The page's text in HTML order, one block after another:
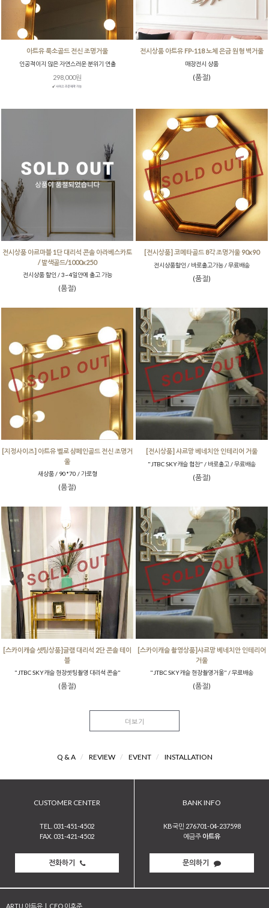
아트유 룩소골드 전신 조명거울
인공적이지 않은 자연스러운 분위기 연출
298,000원
전시상품 아트유 FP-118 노체 은금 원형 벽거울
매장전시 상품
(품절)
전시상품 아르마블 1단 대리석 콘솔 아라베스카토
/ 발색골드/1000x250
전시상품 할인 / 3~4일안에 출고 가능
(품절)
[전시상품] 코메타골드 8각 조명거울 90x90
전시상품할인 / 바로출고가능 / 무료배송
(품절)
[지정사이즈] 아트유 벨로 샴페인골드 전신 조명거
울
새상품 / 90*70 / 가로형
(품절)
[전시상품] 샤르망 베네치안 인테리어 거울
"JTBC SKY캐슬 협찬" / 바로출고 / 무료배송
(품절)
[스카이캐슬 셋팅상품]글램 대리석 2단 콘솔 테이
블
"JTBC SKY캐슬 현장셋팅촬영 대리석 콘솔"
(품절)
[스카이캐슬 촬영상품]샤르망 베네치안 인테리어
거울
"JTBC SKY캐슬 현장촬영거울" / 무료배송
(품절)
더보기
Q & A / REVIEW / EVENT / INSTALLATION
CUSTOMER CENTER
TEL. 031-451-4502
FAX. 031-421-4502
전화하기
BANK INFO
KB국민 276701-04-237598
예금주 아트유
문의하기
ARTU 아트유 | CEO 이호준